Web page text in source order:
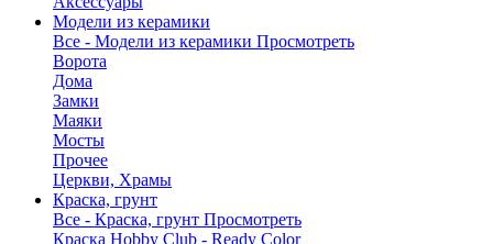
Модели из керамики
Все - Модели из керамики Просмотреть
Ворота
Дома
Замки
Маяки
Мосты
Прочее
Церкви, Храмы
Краска, грунт
Все - Краска, грунт Просмотреть
Краска Hobby Club - Ready Color